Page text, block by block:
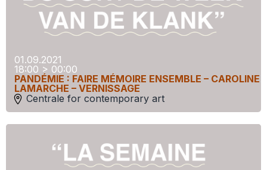
01.09.2021
18:00 > 00:00
PANDÉMIE : FAIRE MÉMOIRE ENSEMBLE – CAROLINE
LAMARCHE – VERNISSAGE
Centrale for contemporary art